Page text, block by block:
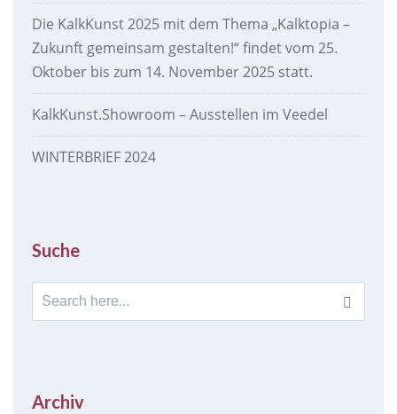
Die KalkKunst 2025 mit dem Thema „Kalktopia –
Zukunft gemeinsam gestalten!“ findet vom 25.
Oktober bis zum 14. November 2025 statt.
KalkKunst.Showroom – Ausstellen im Veedel
WINTERBRIEF 2024
Suche
Search
for:
Archiv